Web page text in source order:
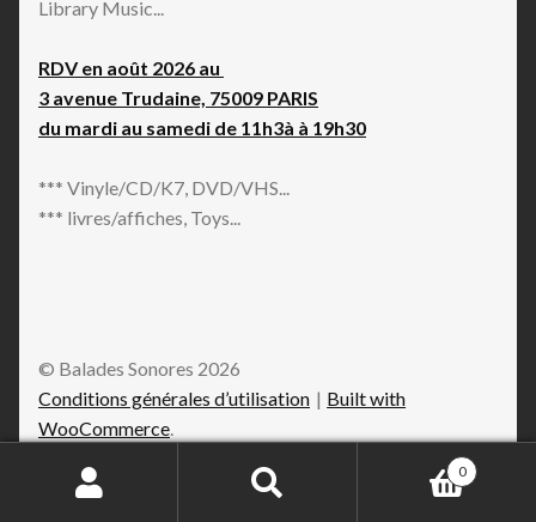
Library Music...
RDV en août 2026 au
3 avenue Trudaine, 75009 PARIS
du mardi au samedi de 11h3à à 19h30
*** Vinyle/CD/K7, DVD/VHS...
*** livres/affiches, Toys...
© Balades Sonores 2026
Conditions générales d’utilisation
Built with
WooCommerce.
Recherche
Recherche
0